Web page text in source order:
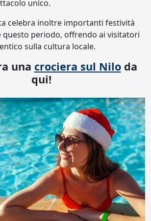
unico.
celebra inoltre importanti festività
questo periodo, offrendo ai visitatori
sulla cultura locale.
una crociera sul Niloda
qui!